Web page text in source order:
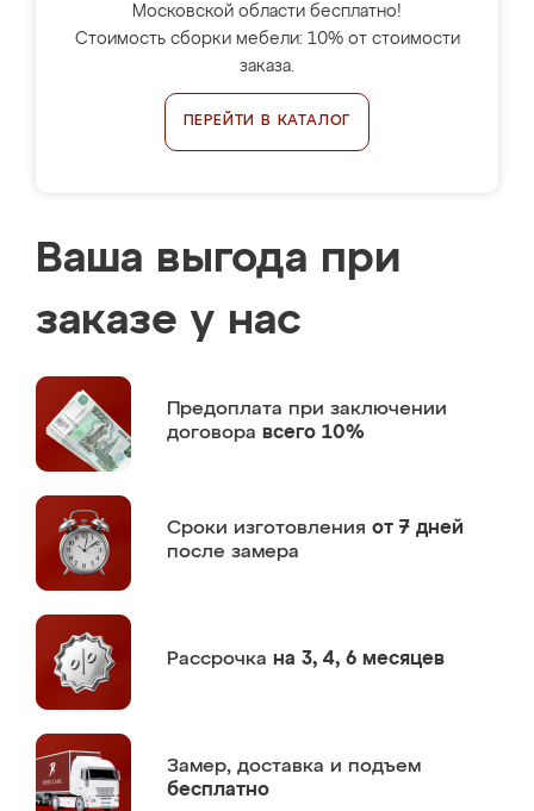
Московской области бесплатно!
Стоимость сборки мебели: 10% от стоимости
заказа.
ПЕРЕЙТИ В КАТАЛОГ
Ваша выгода при
заказе у нас
Предоплата при заключении
договора всего 10%
Сроки изготовления от 7 дней
после замера
Рассрочка на 3, 4, 6 месяцев
Замер, доставка и подъем
бесплатно